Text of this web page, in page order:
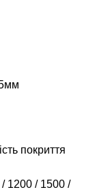
покриття
/ 1200 / 1500 /